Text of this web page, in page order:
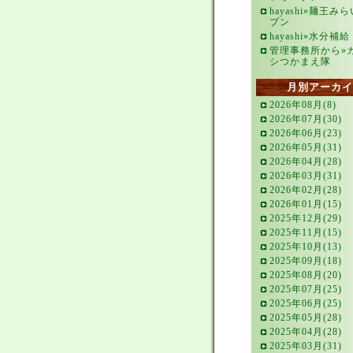
hayashi»麺王みら
プン
hayashi»水分補給
管理事務所から»
シつかまえ隊
月別アーカ
2026年08月(8)
2026年07月(30)
2026年06月(23)
2026年05月(31)
2026年04月(28)
2026年03月(31)
2026年02月(28)
2026年01月(15)
2025年12月(29)
2025年11月(15)
2025年10月(13)
2025年09月(18)
2025年08月(20)
2025年07月(25)
2025年06月(25)
2025年05月(28)
2025年04月(28)
2025年03月(31)